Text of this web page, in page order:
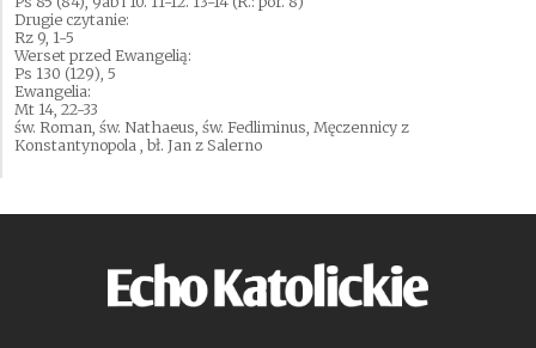
Drugie czytanie:
Rz 9, 1-5
Werset przed Ewangelią:
Ps 130 (129), 5
Ewangelia:
Mt 14, 22-33
św. Roman, św. Nathaeus, św. Fedliminus, Męczennicy z
Konstantynopola , bł. Jan z Salerno